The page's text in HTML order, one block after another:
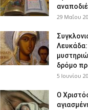
29 Μαΐου
Λευκάδα:
δρόμο
5 Ιουνίου
Ο